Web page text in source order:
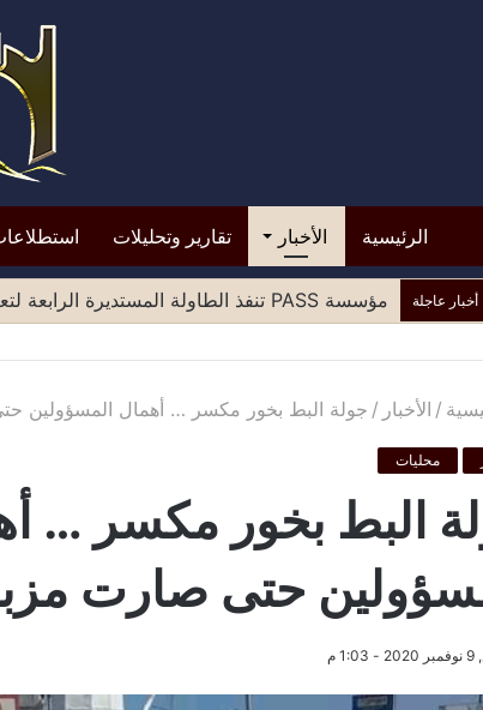
الرئيسية الأخبار تقارير وتحليلات
أخبار عاجلة مؤسسة PASS تنفذ الطاولة المستديرة الرابعة لتعزيز المشاركة العادلة للنساء في مسارات السلام وصنع القرار
/ الأخبار / جولة البط بخور مكسر … أهمال المسؤولين
محليات
البط بخور مكسر …
حتى صارت
م